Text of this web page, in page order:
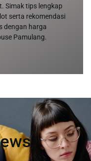
Simak tips lengkap
serta rekomendasi
dengan harga
Pamulang.